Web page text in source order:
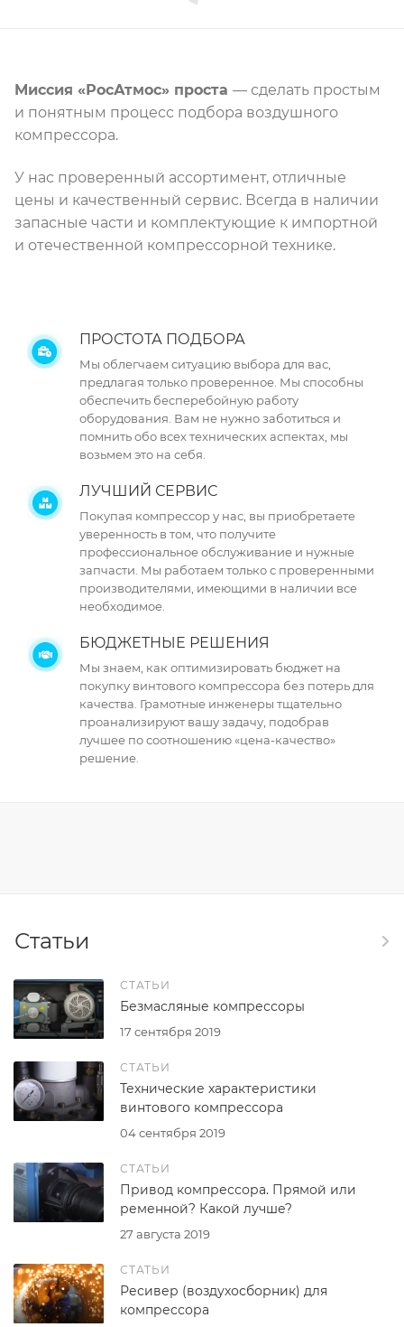
Миссия «РосАтмос» проста — сделать простым
и понятным процесс подбора воздушного
компрессора.
У нас проверенный ассортимент, отличные
цены и качественный сервис. Всегда в наличии
запасные части и комплектующие к импортной
и отечественной компрессорной технике.
ПРОСТОТА ПОДБОРА
Мы облегчаем ситуацию выбора для вас,
предлагая только проверенное. Мы способны
обеспечить бесперебойную работу
оборудования. Вам не нужно заботиться и
помнить обо всех технических аспектах, мы
возьмем это на себя.
ЛУЧШИЙ СЕРВИС
Покупая компрессор у нас, вы приобретаете
уверенность в том, что получите
профессиональное обслуживание и нужные
запчасти. Мы работаем только с проверенными
производителями, имеющими в наличии все
необходимое.
БЮДЖЕТНЫЕ РЕШЕНИЯ
Мы знаем, как оптимизировать бюджет на
покупку винтового компрессора без потерь для
качества. Грамотные инженеры тщательно
проанализируют вашу задачу, подобрав
лучшее по соотношению «цена-качество»
решение.
Статьи
СТАТЬИ
17 сентября 2019
Безмасляные компрессоры
СТАТЬИ
04 сентября 2019
Технические характеристики
винтового компрессора
СТАТЬИ
27 августа 2019
Привод компрессора. Прямой или
ременной? Какой лучше?
СТАТЬИ
Ресивер (воздухосборник) для
компрессора